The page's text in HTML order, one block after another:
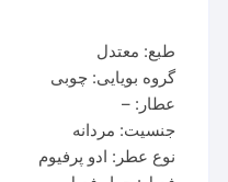
طبع: معتدل
گروه بویایی: چوبی
عطار: –
جنسیت: مردانه
نوع عطر: ادو پرفیوم